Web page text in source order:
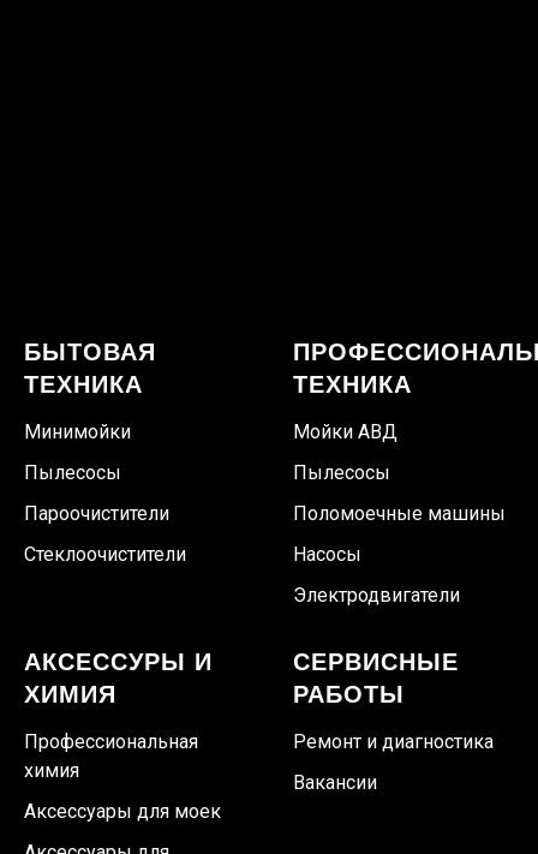
БЫТОВАЯ
ТЕХНИКА
Минимойки
Пылесосы
Пароочистители
Стеклоочистители
ТЕХНИКА
Мойки АВД
Пылесосы
Поломоечные машины
Насосы
Электродвигатели
АКСЕССУРЫ И
ХИМИЯ
Профессиональная
химия
Аксессуары для моек
СЕРВИСНЫЕ
РАБОТЫ
Ремонт и диагностика
Вакансии